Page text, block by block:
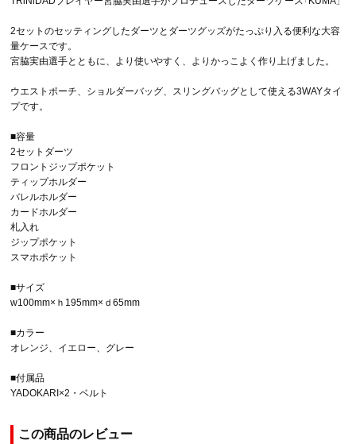
2セットのセッティングしたダーツとダーツグッズがたっぷり入る便利な大容
量ケースです。
宮脇実由選手とともに、より使いやすく、よりかっこよく作り上げました。
ウエストポーチ、ショルダーバッグ、スリングバッグとして使える3WAYタイ
プです。
■容量
2セットダーツ
フロントジップポケット
ティップホルダー
バレルホルダー
カードホルダー
札入れ
ジップポケット
スマホポケット
■サイズ
w100mm×ｈ195mm×ｄ65mm
■カラー
オレンジ、イエロー、グレー
■付属品
YADOKARI×2・ベルト
この商品のレビュー